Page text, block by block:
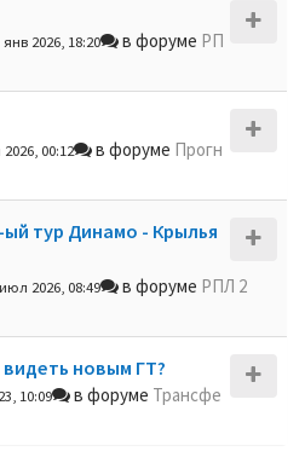
янв 2026, 18:20 в форуме РП
00:12 в форуме Прогн
ый тур Динамо - Крылья
2026, 08:49 в форуме РПЛ 2
новым ГТ?
10:09 в форуме Трансфе